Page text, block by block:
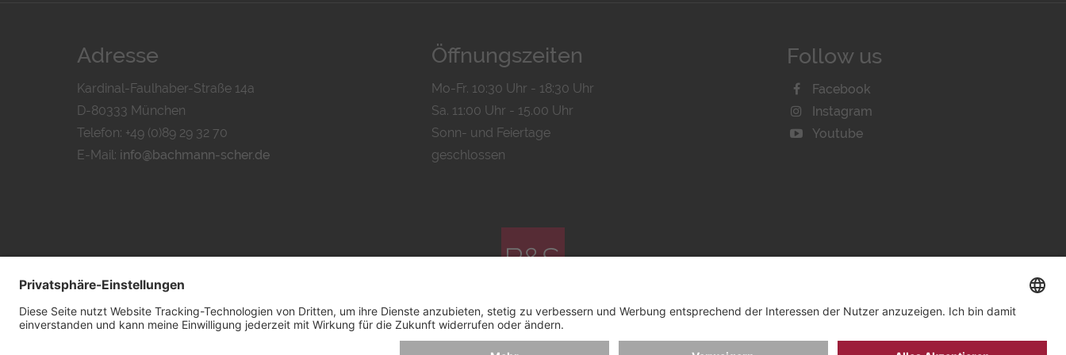
Adresse
Kardinal-Faulhaber-Straße 14a
D-80333 München
Telefon: +49 (0)89 29 32 70
E-Mail: info@bachmann-scher.de
Öffnungszeiten
Mo-Fr. 10:30 Uhr - 18:30 Uhr
Sa. 11:00 Uhr - 15.00 Uhr
Sonn- und Feiertage
geschlossen
Follow us
Facebook
Instagram
Youtube
© 2026 by Bachmann & Scher GmbH / Watchandco GmbH